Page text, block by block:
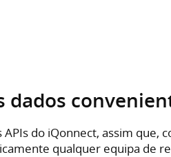
dados
do iQonnect, assim que,
qualquer equipa de